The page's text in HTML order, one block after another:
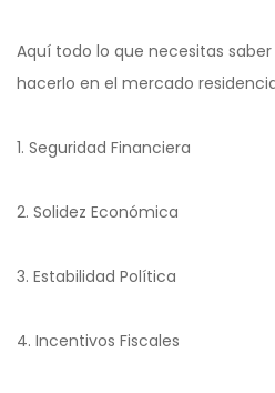
Aquí todo lo que necesitas
hacerlo en el mercado
1. Seguridad Financiera
2. Solidez Económica
3. Estabilidad Política
4. Incentivos Fiscales